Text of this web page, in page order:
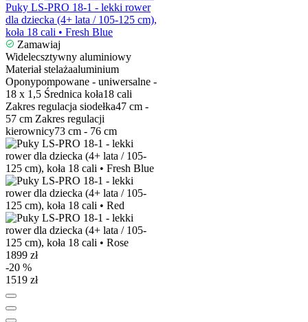
Puky LS-PRO 18-1 - lekki rower
dla dziecka (4+ lata / 105-125 cm),
koła 18 cali • Fresh Blue
Zamawiaj
Widelecsztywny aluminiowy
Materiał stelażaaluminium
Oponypompowane - uniwersalne -
18 x 1,5 Średnica koła18 cali
Zakres regulacja siodełka47 cm -
57 cm Zakres regulacji
kierownicy73 cm - 76 cm
1899 zł
-20 %
1519 zł